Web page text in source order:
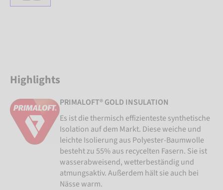
Highlights
PRIMALOFT® GOLD INSULATION
Es ist die thermisch effizienteste synthetische
Isolation auf dem Markt. Diese weiche und
leichte Isolierung aus Polyester-Baumwolle
besteht zu 55% aus recycelten Fasern. Sie ist
wasserabweisend, wetterbeständig und
atmungsaktiv. Außerdem hält sie auch bei
Nässe warm.